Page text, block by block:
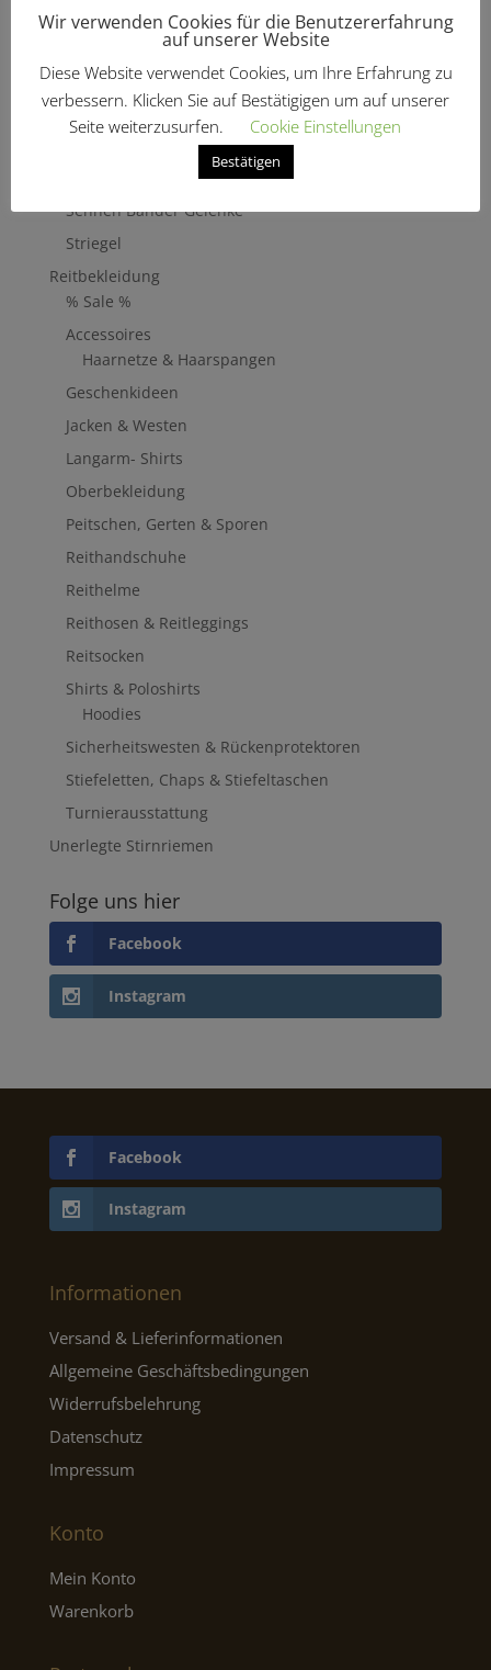
Fliegenschutzmittel
Pferdewäsche
Putzzeug & Zubehör
Bürsten & Kardätschen
Sehnen Bänder Gelenke
Striegel
Reitbekleidung
% Sale %
Accessoires
Haarnetze & Haarspangen
Geschenkideen
Jacken & Westen
Langarm- Shirts
Oberbekleidung
Peitschen, Gerten & Sporen
Reithandschuhe
Reithelme
Reithosen & Reitleggings
Reitsocken
Shirts & Poloshirts
Hoodies
Sicherheitswesten & Rückenprotektoren
Stiefeletten, Chaps & Stiefeltaschen
Turnierausstattung
Unerlegte Stirnriemen
Folge uns hier
Facebook
Instagram
Facebook
Instagram
Informationen
Versand & Lieferinformationen
Allgemeine Geschäftsbedingungen
Widerrufsbelehrung
Datenschutz
Impressum
Konto
Mein Konto
Warenkorb
Wir verwenden Cookies für die Benutzererfahrung
auf unserer Website
Diese Website verwendet Cookies, um Ihre Erfahrung zu
verbessern. Klicken Sie auf Bestätigigen um auf unserer
Seite weiterzusurfen.
Cookie Einstellungen
Bestätigen